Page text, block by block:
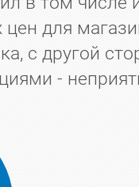
для
с другой
-